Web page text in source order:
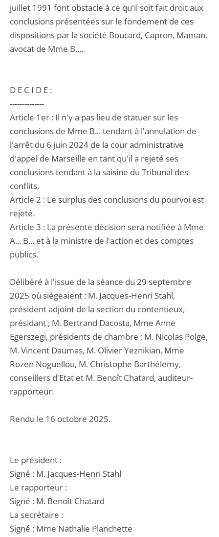
juillet 1991 font obstacle à ce qu'il soit fait droit aux
conclusions présentées sur le fondement de ces
dispositions par la société Boucard, Capron, Maman,
avocat de Mme B....
D E C I D E :
--------------
Article 1er : Il n'y a pas lieu de statuer sur les
conclusions de Mme B... tendant à l'annulation de
l'arrêt du 6 juin 2024 de la cour administrative
d'appel de Marseille en tant qu'il a rejeté ses
conclusions tendant à la saisine du Tribunal des
conflits.
Article 2 : Le surplus des conclusions du pourvoi est
rejeté.
Article 3 : La présente décision sera notifiée à Mme
A... B... et à la ministre de l'action et des comptes
publics.
Délibéré à l'issue de la séance du 29 septembre
2025 où siégeaient : M. Jacques-Henri Stahl,
président adjoint de la section du contentieux,
présidant ; M. Bertrand Dacosta, Mme Anne
Egerszegi, présidents de chambre ; M. Nicolas Polge,
M. Vincent Daumas, M. Olivier Yeznikian, Mme
Rozen Noguellou, M. Christophe Barthélemy,
conseillers d'Etat et M. Benoît Chatard, auditeur-
rapporteur.
Rendu le 16 octobre 2025.
Le président :
Signé : M. Jacques-Henri Stahl
Le rapporteur :
Signé : M. Benoît Chatard
La secrétaire :
Signé : Mme Nathalie Planchette